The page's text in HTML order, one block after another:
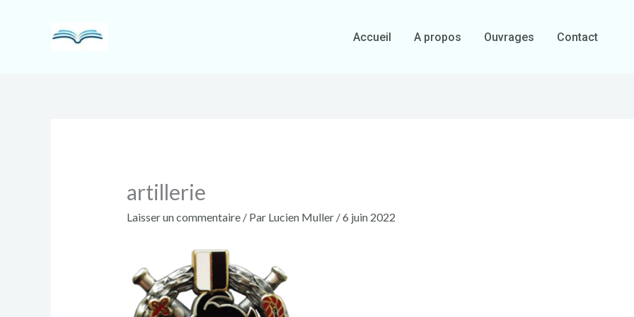
Accueil A propos Ouvrages Contact
artillerie
Laisser un commentaire / Par Lucien Muller /6 juin 2022